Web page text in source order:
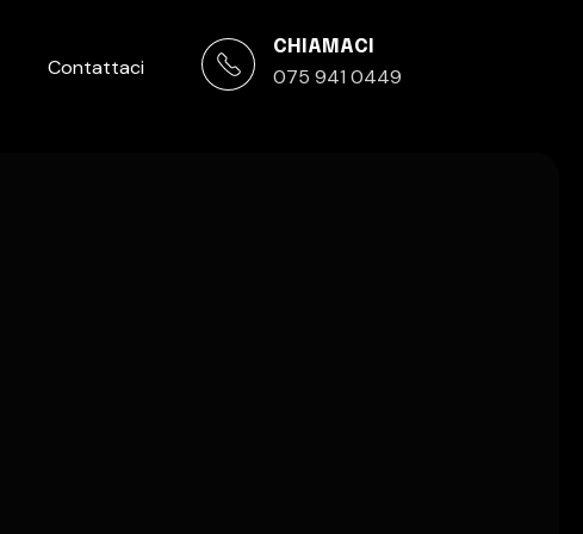
Contattaci
CHIAMACI
075 941 0449